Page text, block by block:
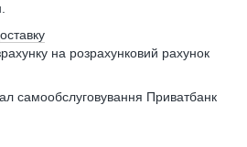
на розрахунковий рахунок
самообслуговування Приватбанк